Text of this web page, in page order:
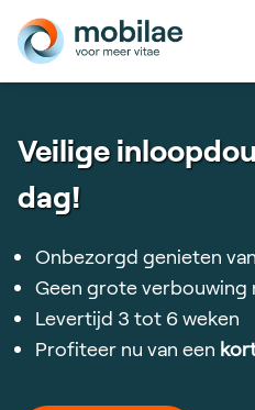
Veilige
dag!
Onbezorgd genieten
Geen grote verbouwing
Levertijd 3 tot 6 weken
Profiteer nu van een